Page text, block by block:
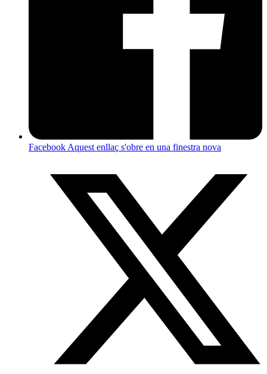
Facebook Aquest enllaç s'obre en una finestra nova